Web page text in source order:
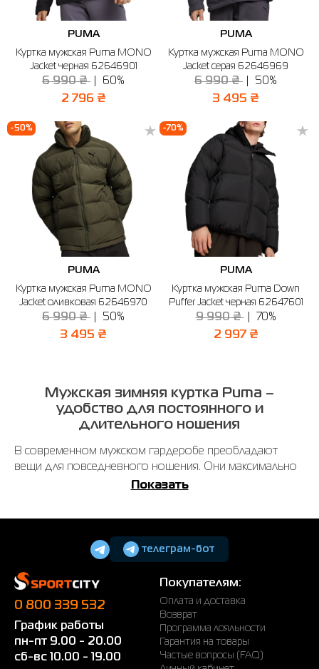
PUMA
Куртка мужская Puma MONO
Jacket черная 62646901
6 990 ₴ 60%
2 796 ₴
PUMA
Куртка мужская Puma MONO
Jacket серая 62646969
6 990 ₴ 50%
3 495 ₴
-50%
PUMA
Куртка мужская Puma MONO
Jacket оливковая 62646970
6 990 ₴ 50%
3 495 ₴
-70%
PUMA
Куртка мужская Puma Down
Puffer Jacket черная 62647601
9 990 ₴ 70%
2 997 ₴
Мужская зимняя куртка Puma –
удобство для постоянного и
длительного ношения
В современном мужском гардеробе преобладают
вещи для повседневного ношения. Они максимально
удобные. Это же касается и верхней одежды.
Такие вещи незаменимые в холодный период. Вам
лишь нужно проявить немного внимательности во
время ознакомления со всеми предложениями. Их вы
найдете довольно много.
На какую одежду стоит обратить
внимание?
Огромное изобилие дает возможность мужчинам
Показать
телеграм-бот
0 800 339 532
График работы
пн-пт 9.00 - 20.00
сб-вс 10.00 - 19.00
Покупателям:
Оплата и доставка
Возврат
Программа лояльности
Гарантия на товары
Частые вопросы (FAQ)